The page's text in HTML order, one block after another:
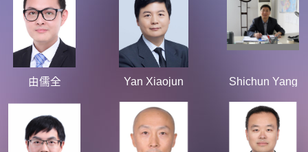
由儒全 Yan Xiaojun Shichun Yang